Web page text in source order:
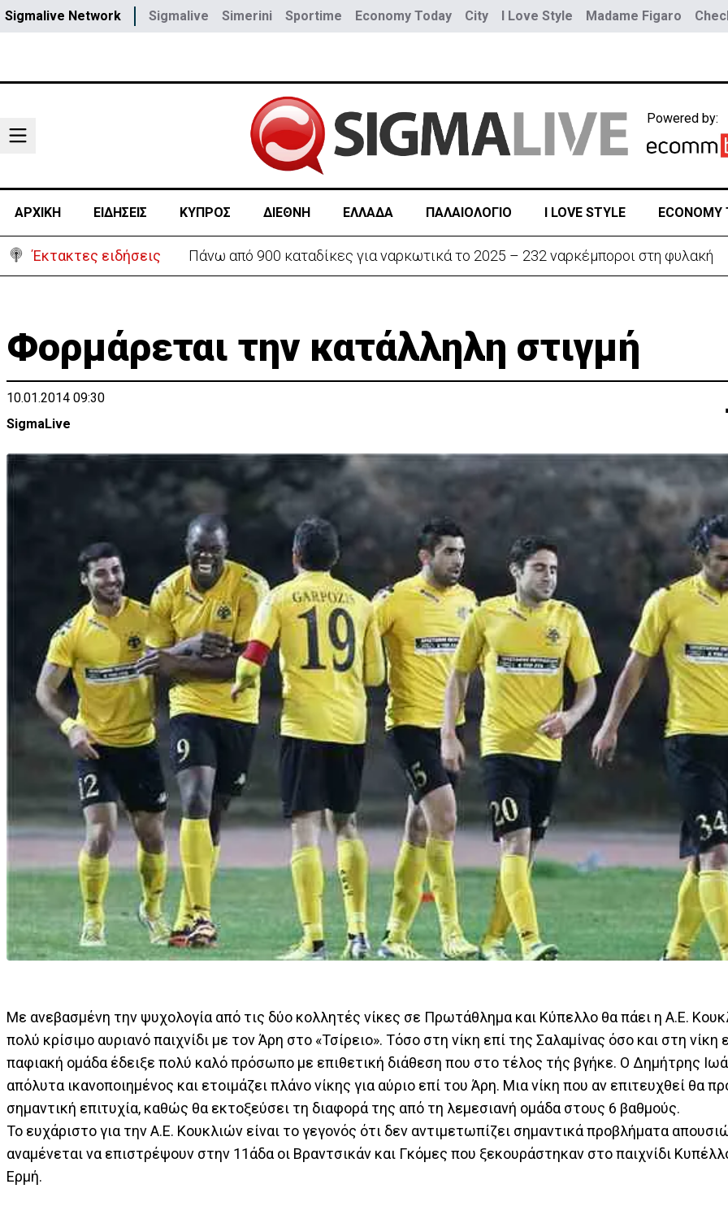
Sigmalive Network Sigmalive Simerini Sportime Economy Today City I Love Style Madame Figaro
Powered by:
ΑΡΧΙΚΗ ΕΙΔΗΣΕΙΣ ΚΥΠΡΟΣ ΔΙΕΘΝΗ ΕΛΛΑΔΑ ΠΑΛΑΙΟΛΟΓΙΟ I LOVE STYLE ECONOMY
Έκτακτες ειδήσεις Θέλει να ξαναζωντανέψει την «Corner» o Προύντζος - «Πληγώνει τις αναμνήσεις»
Φορμάρεται την κατάλληλη στιγμή
10.01.2014 09:30
SigmaLive
Με ανεβασμένη την ψυχολογία από τις δύο κολλητές νίκες σε Πρωτάθλημα και Κύπελλο θα πάει η Α.Ε.
πολύ κρίσιμο αυριανό παιχνίδι με τον Άρη στο «Τσίρειο». Τόσο στη νίκη επί της Σαλαμίνας όσο και στη νίκη
παφιακή ομάδα έδειξε πολύ καλό πρόσωπο με επιθετική διάθεση που στο τέλος τής βγήκε. Ο Δημήτρης
απόλυτα ικανοποιημένος και ετοιμάζει πλάνο νίκης για αύριο επί του Άρη. Μια νίκη που αν επιτευχθεί θα
σημαντική επιτυχία, καθώς θα εκτοξεύσει τη διαφορά της από τη λεμεσιανή ομάδα στους 6 βαθμούς.
Το ευχάριστο για την Α.Ε. Κουκλιών είναι το γεγονός ότι δεν αντιμετωπίζει σημαντικά προβλήματα
αναμένεται να επιστρέψουν στην 11άδα οι Βραντσικάν και Γκόμες που ξεκουράστηκαν στο παιχνίδι
Ερμή.